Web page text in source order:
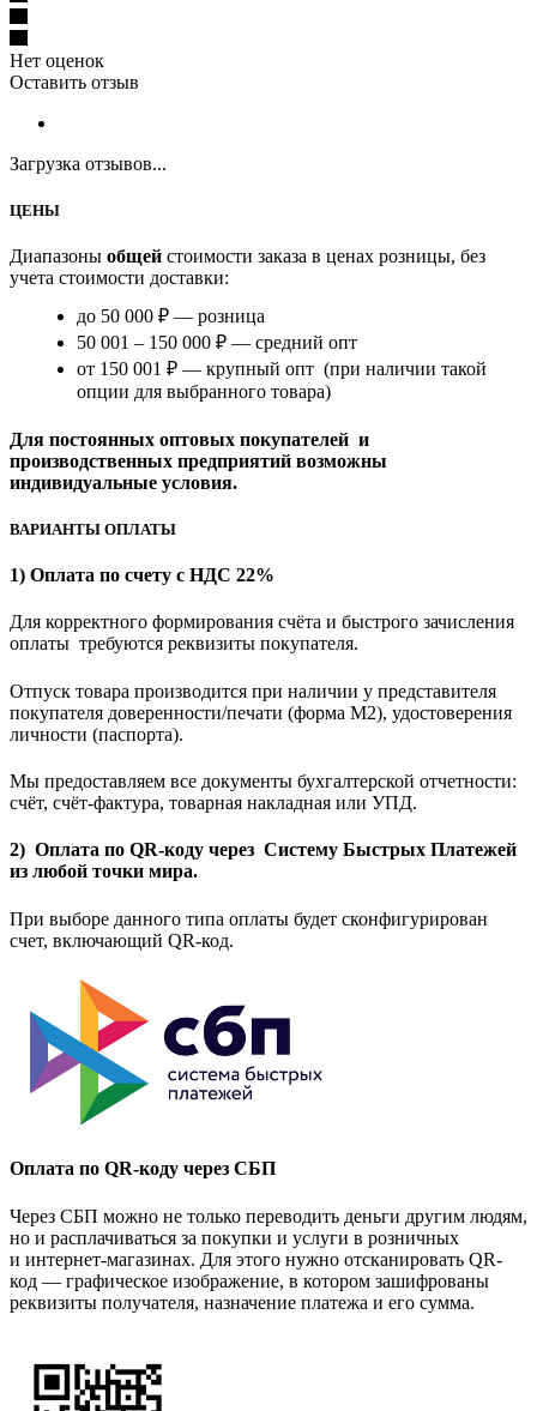
Нет оценок
Оставить отзыв
Загрузка отзывов...
ЦЕНЫ
Диапазоны общей стоимости заказа в ценах розницы, без
учета стоимости доставки:
до 50 000 ₽ — розница
50 001 – 150 000 ₽ — средний опт
от 150 001 ₽ — крупный опт (при наличии такой
опции для выбранного товара)
Для постоянных оптовых покупателей и
производственных предприятий возможны
индивидуальные условия.
ВАРИАНТЫ ОПЛАТЫ
1) Оплата по счету с НДС 22%
Для корректного формирования счёта и быстрого зачисления
оплаты требуются реквизиты покупателя.
Отпуск товара производится при наличии у представителя
покупателя доверенности/печати (форма M2), удостоверения
личности (паспорта).
Мы предоставляем все документы бухгалтерской отчетности:
счёт, счёт-фактура, товарная накладная или УПД.
2) Оплата по QR-коду через Систему Быстрых Платежей
из любой точки мира.
При выборе данного типа оплаты будет сконфигурирован
счет, включающий QR-код.
Оплата по QR-коду через СБП
Через СБП можно не только переводить деньги другим людям,
но и расплачиваться за покупки и услуги в розничных
и интернет-магазинах. Для этого нужно отсканировать QR-
код — графическое изображение, в котором зашифрованы
реквизиты получателя, назначение платежа и его сумма.